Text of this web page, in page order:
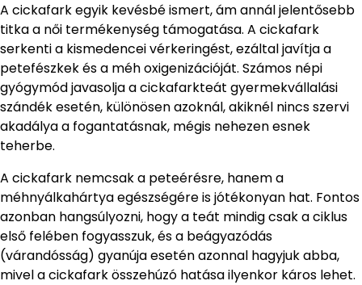
A cickafark egyik kevésbé ismert, ám annál jelentősebb
titka a női termékenység támogatása. A cickafark
serkenti a kismedencei vérkeringést, ezáltal javítja a
petefészkek és a méh oxigenizációját. Számos népi
gyógymód javasolja a cickafarkteát gyermekvállalási
szándék esetén, különösen azoknál, akiknél nincs szervi
akadálya a fogantatásnak, mégis nehezen esnek
teherbe.
A cickafark nemcsak a peteérésre, hanem a
méhnyálkahártya egészségére is jótékonyan hat. Fontos
azonban hangsúlyozni, hogy a teát mindig csak a ciklus
első felében fogyasszuk, és a beágyazódás
(várandósság) gyanúja esetén azonnal hagyjuk abba,
mivel a cickafark összehúzó hatása ilyenkor káros lehet.